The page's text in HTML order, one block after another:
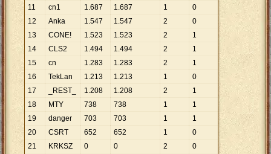
11
cn1 1.687 1.687 1
0
12
Anka 1.547 1.547 2
0
13
CONE! 1.523 1.523 2
1
14
CLS2 1.494 1.494 2
1
15
cn 1.283 1.283 2
1
16
TekLan 1.213 1.213 1
0
17
_REST_ 1.208 1.208 2
1
18
MTY 738 738 1
1
19
danger 703 703 1
1
20
CSRT 652 652 1
0
21
KRKSZ 0 0 2
0